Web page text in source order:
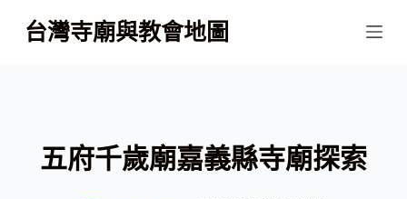
跳
至
台灣寺廟與教會地圖
五府千歲廟嘉義縣寺廟探索